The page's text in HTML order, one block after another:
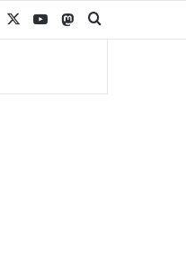
Facebook YouTubeMastodon